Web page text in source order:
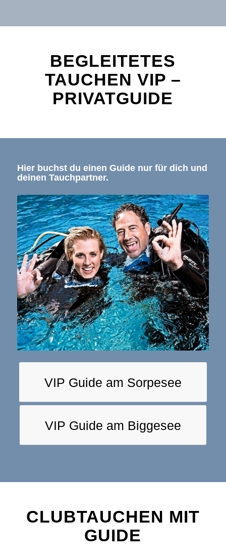
BEGLEITETES
TAUCHEN VIP –
PRIVATGUIDE
Hier buchst du einen Guide nur für dich und
deinen Tauchpartner.
VIP Guide am Sorpesee
VIP Guide am Biggesee
CLUBTAUCHEN MIT
GUIDE